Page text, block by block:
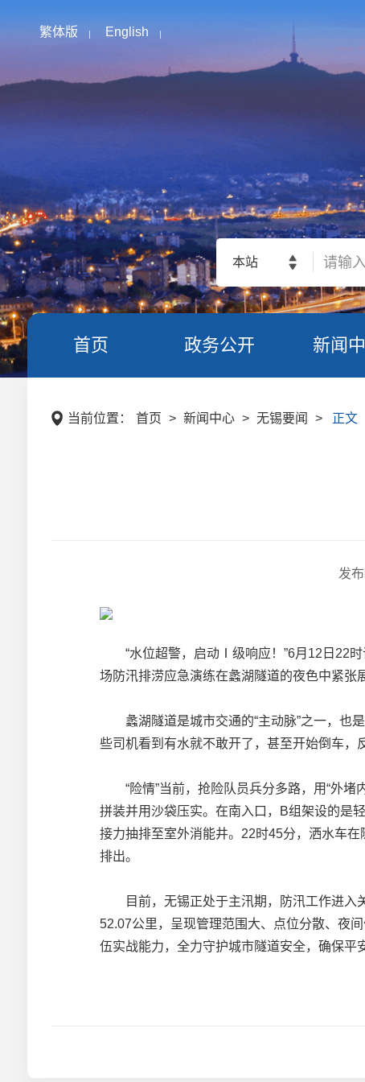
繁体版 English
本站
首页 政务公开 新闻
当前位置： 首页 > 新闻中心 > 无锡要闻 > 正文
发布
“水位超警，启动Ⅰ级响应！”6月12日22时
场防汛排涝应急演练在蠡湖隧道的夜色中紧张
蠡湖隧道是城市交通的“主动脉”之一，也是
些司机看到有水就不敢开了，甚至开始倒车，
“险情”当前，抢险队员兵分多路，用“外堵
拼装并用沙袋压实。在南入口，B组架设的是
接力抽排至室外消能井。22时45分，洒水车
排出。
目前，无锡正处于主汛期，防汛工作进入关
52.07公里，呈现管理范围大、点位分散、夜
伍实战能力，全力守护城市隧道安全，确保平